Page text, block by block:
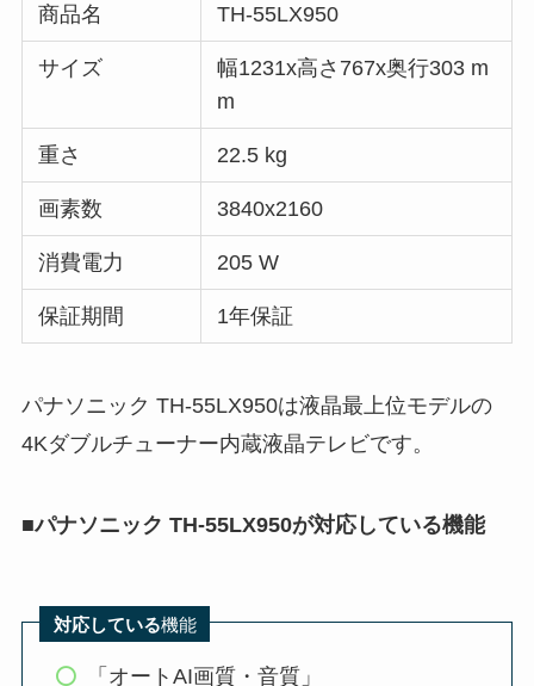
商品名 TH-55LX950
サイズ
幅1231x高さ767x奥行303 m
m
重さ 22.5 kg
画素数 3840x2160
消費電力 205 W
保証期間 1年保証
パナソニック TH-55LX950は液晶最上位モデルの
4Kダブルチューナー内蔵液晶テレビです。
■パナソニック TH-55LX950が対応している機能
対応している機能
「オートAI画質・音質」